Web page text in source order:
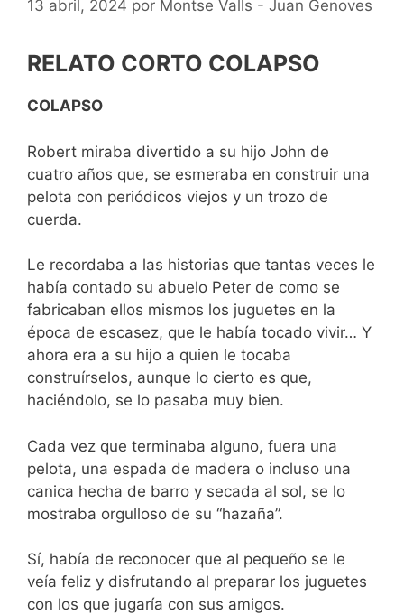
13 abril, 2024 por Montse Valls - Juan Genoves
RELATO CORTO COLAPSO
COLAPSO
Robert miraba divertido a su hijo John de
cuatro años que, se esmeraba en construir una
pelota con periódicos viejos y un trozo de
cuerda.
Le recordaba a las historias que tantas veces le
había contado su abuelo Peter de como se
fabricaban ellos mismos los juguetes en la
época de escasez, que le había tocado vivir… Y
ahora era a su hijo a quien le tocaba
construírselos, aunque lo cierto es que,
haciéndolo, se lo pasaba muy bien.
Cada vez que terminaba alguno, fuera una
pelota, una espada de madera o incluso una
canica hecha de barro y secada al sol, se lo
mostraba orgulloso de su “hazaña”.
Sí, había de reconocer que al pequeño se le
veía feliz y disfrutando al preparar los juguetes
con los que jugaría con sus amigos.